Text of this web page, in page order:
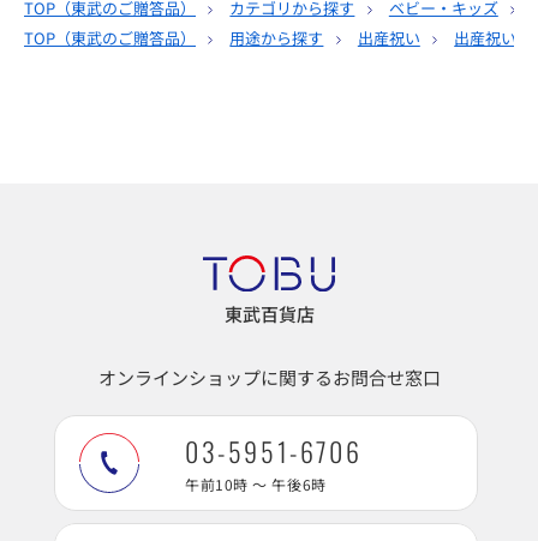
TOP（東武のご贈答品） カテゴリから探す ベビー・キッズ
TOP（東武のご贈答品） 用途から探す 出産祝い 出産祝い
東武百貨店
オンラインショップに関するお問合せ窓口
03-5951-6706
午前10時 ～ 午後6時